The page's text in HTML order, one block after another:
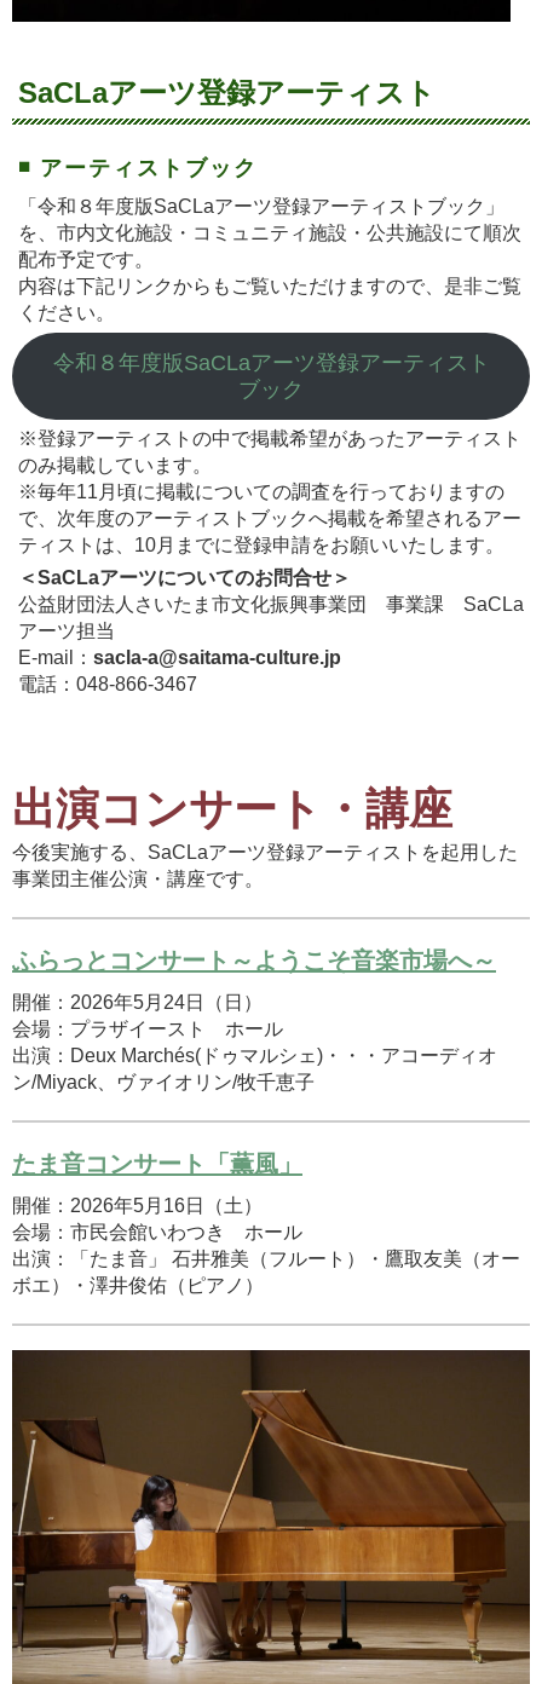
SaCLaアーツ登録アーティスト
◾️ アーティストブック
「令和８年度版SaCLaアーツ登録アーティストブック」
を、市内文化施設・コミュニティ施設・公共施設にて順次
配布予定です。
内容は下記リンクからもご覧いただけますので、是非ご覧
ください。
令和８年度版SaCLaアーツ登録アーティスト
ブック
※登録アーティストの中で掲載希望があったアーティスト
のみ掲載しています。
※毎年11月頃に掲載についての調査を行っておりますの
で、次年度のアーティストブックへ掲載を希望されるアー
ティストは、10月までに登録申請をお願いいたします。
＜SaCLaアーツについてのお問合せ＞
公益財団法人さいたま市文化振興事業団 事業課 SaCLa
アーツ担当
E-mail： sacla-a@saitama-culture.jp
電話：048-866-3467
出演コンサート・講座
今後実施する、SaCLaアーツ登録アーティストを起用した
事業団主催公演・講座です。
ふらっとコンサート～ようこそ音楽市場へ～
開催：2026年5月24日（日）
会場：プラザイースト ホール
出演：Deux Marchés(ドゥマルシェ)・・・アコーディオ
ン/Miyack、ヴァイオリン/牧千恵子
たま音コンサート「薫風」
開催：2026年5月16日（土）
会場：市民会館いわつき ホール
出演：「たま音」 石井雅美（フルート）・鷹取友美（オー
ボエ）・澤井俊佑（ピアノ）